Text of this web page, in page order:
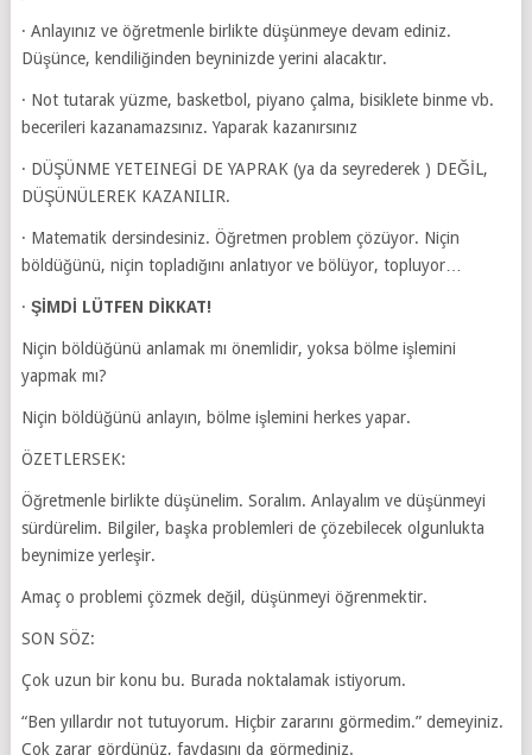
· Anlayınız ve öğretmenle birlikte düşünmeye devam ediniz.
Düşünce, kendiliğinden beyninizde yerini alacaktır.
· Not tutarak yüzme, basketbol, piyano çalma, bisiklete binme vb.
becerileri kazanamazsınız. Yaparak kazanırsınız
· DÜŞÜNME YETEINEGİ DE YAPRAK (ya da seyrederek ) DEĞİL,
DÜŞÜNÜLEREK KAZANILIR.
· Matematik dersindesiniz. Öğretmen problem çözüyor. Niçin
böldüğünü, niçin topladığını anlatıyor ve bölüyor, topluyor…
· ŞİMDİ LÜTFEN DİKKAT!
Niçin böldüğünü anlamak mı önemlidir, yoksa bölme işlemini
yapmak mı?
Niçin böldüğünü anlayın, bölme işlemini herkes yapar.
ÖZETLERSEK:
Öğretmenle birlikte düşünelim. Soralım. Anlayalım ve düşünmeyi
sürdürelim. Bilgiler, başka problemleri de çözebilecek olgunlukta
beynimize yerleşir.
Amaç o problemi çözmek değil, düşünmeyi öğrenmektir.
SON SÖZ:
Çok uzun bir konu bu. Burada noktalamak istiyorum.
“Ben yıllardır not tutuyorum. Hiçbir zararını görmedim.” demeyiniz.
Çok zarar gördünüz, faydasını da görmediniz.